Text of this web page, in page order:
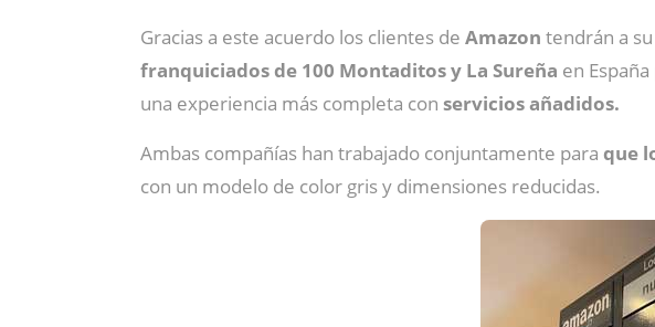
Gracias a este acuerdo los clientes de Amazon tendrán a
franquiciados de 100 Montaditos y La Sureña en
una experiencia más completa con servicios añadidos.
Ambas compañías han trabajado conjuntamente para que
con un modelo de color gris y dimensiones reducidas.